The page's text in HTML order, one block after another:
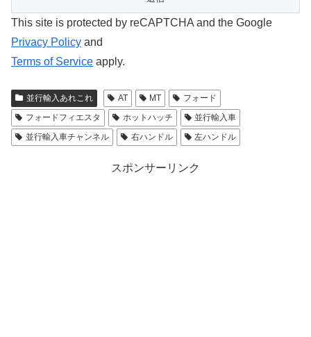
This site is protected by reCAPTCHA and the Google
Privacy Policy and
Terms of Service apply.
並行輸入あれこれ AT MT
フォード
フォードフィエスタ
ホットハッチ
並行輸入車
並行輸入車チャンネル
右ハンドル 左ハンドル
スポンサーリンク